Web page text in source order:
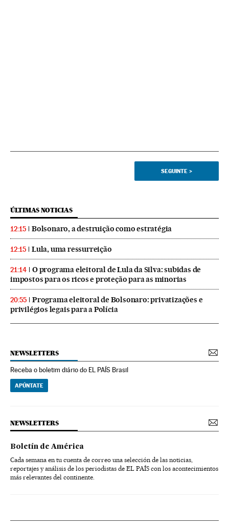
SEGUINTE >
ÚLTIMAS NOTICIAS
12:15 Bolsonaro, a destruição como estratégia
12:15 Lula, uma ressurreição
21:14
O programa eleitoral de Lula da Silva: subidas de
impostos para os ricos e proteção para as minorias
20:55
Programa eleitoral de Bolsonaro: privatizações e
privilégios legais para a Polícia
NEWSLETTERS
Receba o boletim diário do EL PAÍS Brasil
APÚNTATE
NEWSLETTERS
Boletín de América
Cada semana en tu cuenta de correo una selección de las noticias,
reportajes y análisis de los periodistas de EL PAÍS con los acontecimientos
más relevantes del continente.